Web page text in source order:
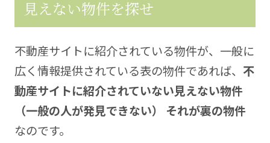
見えない物件を探せ
不動産サイトに紹介されている物件が、一般に
広く情報提供されている表の物件であれば、 不
動産サイトに紹介されていない見えない物件
（一般の人が発見できない） それが裏の物件
なのです。